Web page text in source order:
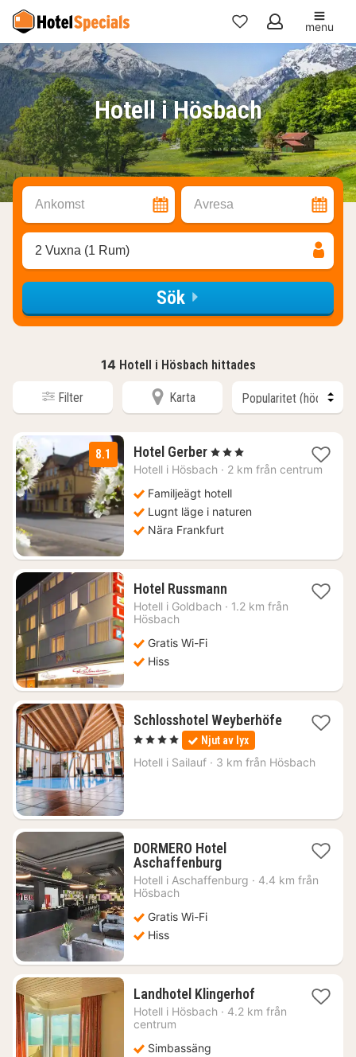
Mina
favoriter
menu
Hotell i Hösbach
Ankomst Avresa
2 Vuxna (1 Rum)
Sök
14 Hotell i Hösbach hittades
Filter Karta
8.1 Hotel Gerber1
natt
1097
kr.
, 3 Stjärnor
Hotell i Hösbach · 2 km från centrum
Familjeägt hotell
Lugnt läge i naturen
Nära Frankfurt
Hotel Russmann1
natt
Hotell i Goldbach · 1.2 km från
Hösbach
Gratis Wi-Fi
Hiss
Schlosshotel Weyberhöfe
1
natt
från
, 4 Stjärnor Njut av lyx
Hotell i Sailauf · 3 km från Hösbach
DORMERO Hotel
Aschaffenburg1
natt
från
Hotell i Aschaffenburg · 4.4 km från
Hösbach
Gratis Wi-Fi
Hiss
Landhotel Klingerhof1
natt
Hotell i Hösbach · 4.2 km från
centrum
Simbassäng